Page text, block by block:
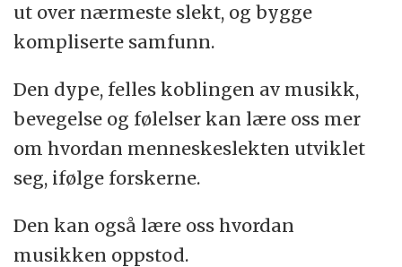
ut over nærmeste slekt, og bygge
kompliserte samfunn.
Den dype, felles koblingen av musikk,
bevegelse og følelser kan lære oss mer
om hvordan menneskeslekten utviklet
seg, ifølge forskerne.
Den kan også lære oss hvordan
musikken oppstod.